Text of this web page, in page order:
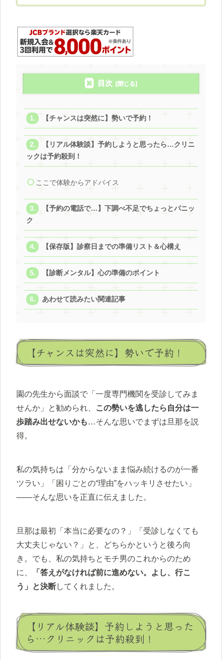
目次
【チャンスは突然に】勢いで予約！
【リアル体験談】予約しようと思ったら…クリニ
ックは予約殺到！
ここで体験からアドバイス
【予約の電話で…】下調べ不足でちょっとパニッ
ク
【保存版】診察日までの準備リスト＆心構え
【診断メンタル】心の準備のポイント
あわせて読みたい関連記事
【チャンスは突然に】勢いで予約！
園の先生から面談で「一度専門機関を受診してみま
せんか」と勧められ、
この勢いを逃したら自分は一
歩踏み出せないかも …そんな思いでまずは旦那を説
得。
私の気持ちは「分からないまま悩み続けるのが一番
ツラい」「困りごとの“理由”をハッキリさせたい」
――そんな思いを正直に伝えました。
旦那は最初「本当に必要なの？」「受診しなくても
大丈夫じゃない？」と、どちらかというと後ろ向
き。でも、私の気持ちとモチ男のこれからのため
に、
「答えがなければ前に進めない。よし、行こ
う」と決断してくれました。
【リアル体験談】予約しようと思った
ら…クリニックは予約殺到！